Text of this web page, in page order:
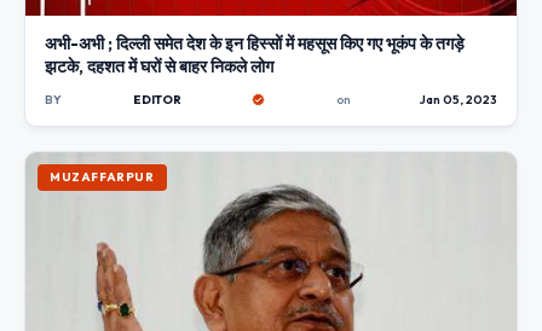
अभी-अभी ; दिल्ली समेत देश के इन हिस्सों में महसूस किए गए भूकंप के तगड़े
झटके, दहशत में घरों से बाहर निकले लोग
BY EDITOR on Jan 05, 2023
MUZAFFARPUR